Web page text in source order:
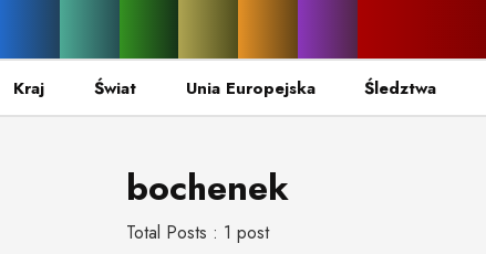
Kraj Świat Unia Europejska Śledztwa
bochenek
Total Posts : 1 post